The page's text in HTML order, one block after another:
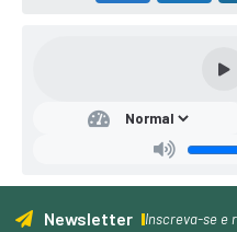
etar
de
Newsletter Inscreva-se e